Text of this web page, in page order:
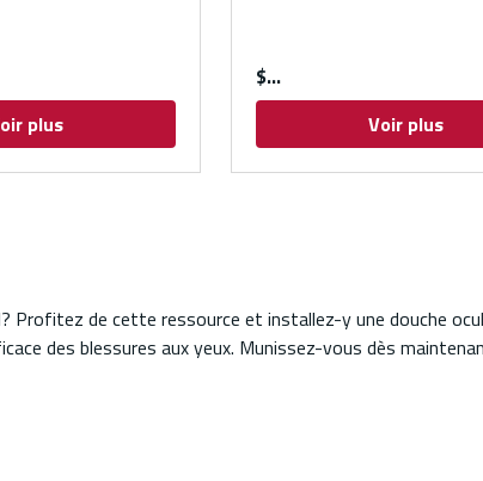
plus
$
Voir plus
Profitez de cette ressource et installez-y une douche
des blessures aux yeux. Munissez-vous dès